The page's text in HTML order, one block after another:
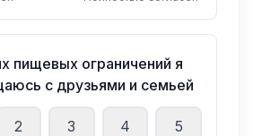
пищевых ограничений я
с друзьями и семьей
2 3 4 5